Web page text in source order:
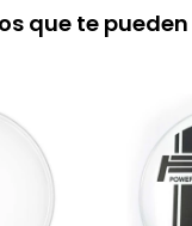
que te